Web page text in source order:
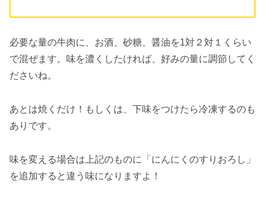
必要な量の牛肉に、お酒、砂糖、醤油を1対２対１くらい
で混ぜます。味を濃くしたければ、好みの量に調節してく
ださいね。
あとは焼くだけ！もしくは、下味をつけたら冷凍するのも
ありです。
味を変える場合は上記のものに「にんにくのすりおろし」
を追加すると違う味になりますよ！